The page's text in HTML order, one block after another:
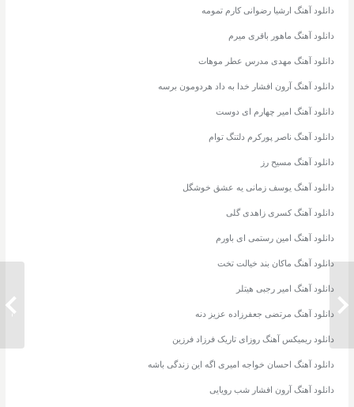
زندگی
دانلود آهنگ حجت اشرف زاده علی
البدل
دانلود آهنگ ارشیا رضوانی کارم تمومه
دانلود آهنگ ماهور باقری میرم
دانلود آهنگ مهدی مدرس عطر موهات
دانلود آهنگ آرون افشار خدا به داد هردومون برسه
دانلود آهنگ امیر چهارم ای دوست
دانلود آهنگ ناصر پورکرم دلتنگ توام
دانلود آهنگ مسیح رز
دانلود آهنگ یوسف زمانی یه عشق خوشگل
دانلود آهنگ کسری زاهدی گلی
دانلود آهنگ امین رستمی ای باورم
دانلود آهنگ ماکان بند خیالت تخت
دانلود آهنگ امیر رجبی هیتلر
دانلود آهنگ مرتضی جعفرزاده عزیز دنه
دانلود ریمیکس آهنگ روزای تاریک فرزاد فرزین
دانلود آهنگ احسان خواجه امیری اگه این زندگی باشه
دانلود آهنگ آرون افشار شب رویایی